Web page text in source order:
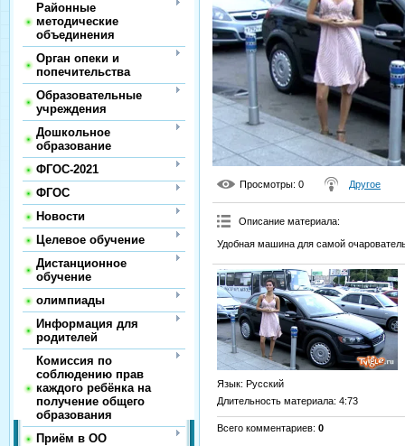
Районные
методические
объединения
Орган опеки и
попечительства
Образовательные
учреждения
Дошкольное
образование
ФГОС-2021
ФГОС
Новости
Целевое обучение
Дистанционное
обучение
олимпиады
Информация для
родителей
Комиссия по
соблюдению прав
каждого ребёнка на
получение общего
образования
Приём в ОО
Просмотры: 0 Другое
Описание материала:
Удобная машина для самой
Язык: Русский
Длительность материала: 4:73
Всего комментариев: 0